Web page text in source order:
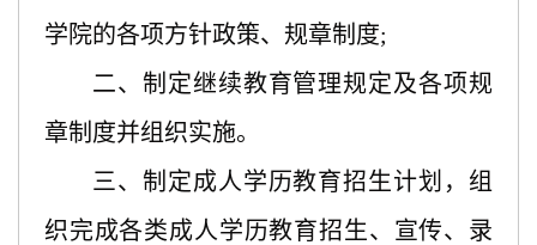
学院的各项方针政策、规章制度;
二、制定继续教育管理规定及各项规
章制度并组织实施。
三、制定成人学历教育招生计划，组
织完成各类成人学历教育招生、宣传、录